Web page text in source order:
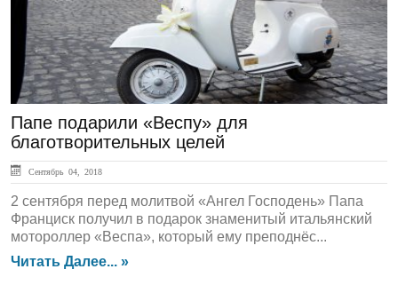
Папе подарили «Веспу» для
благотворительных целей
Сентябрь 04, 2018
2 сентября перед молитвой «Ангел Господень» Папа
Франциск получил в подарок знаменитый итальянский
мотороллер «Веспа», который ему преподнёс...
Читать Далее... »